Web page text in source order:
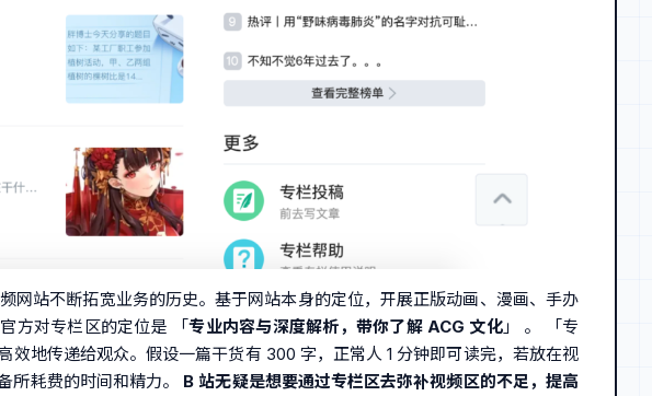
网站不断拓宽业务的历史。基于网站本身的定位，开展正版动画、漫画、手办
方对专栏区的定位是 「专业内容与深度解析，带你了解 ACG 文化」 。 「专
地传递给观众。假设一篇干货有 300 字，正常人 1 分钟即可读完，若放在视
所耗费的时间和精力。 B 站无疑是想要通过专栏区去弥补视频区的不足，提高